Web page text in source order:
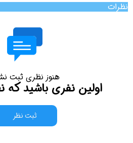
نظرات
هنوز نظری ثبت
اولین نفری باشید
ثبت نظر